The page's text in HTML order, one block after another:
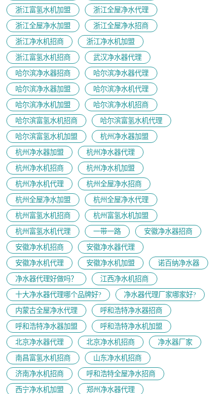
浙江富氢水机加盟
浙江全屋净水代理
浙江全屋净水加盟
浙江全屋净水招商
浙江净水机招商
浙江净水机加盟
浙江富氢水机招商
武汉净水器代理
哈尔滨净水器招商
哈尔滨净水器代理
哈尔滨净水器加盟
哈尔滨净水机代理
哈尔滨净水机加盟
哈尔滨净水机招商
哈尔滨富氢水机招商
哈尔滨富氢水机代理
哈尔滨富氢水机加盟
杭州净水器加盟
杭州净水器加盟
杭州净水器代理
杭州净水机招商
杭州净水机加盟
杭州净水机代理
杭州全屋净水招商
杭州全屋净水加盟
杭州全屋净水代理
杭州富氢水机招商
杭州富氢水机加盟
杭州富氢水机代理
一带一路
安徽净水器招商
安徽净水机招商
安徽净水器代理
安徽净水机代理
安徽净水机加盟
诺百纳净水器
净水器代理好做吗？
江西净水机招商
十大净水器代理哪个品牌好?
净水器代理厂家哪家好?
内蒙古全屋净水代理
呼和浩特净水器招商
呼和浩特净水器加盟
呼和浩特净水机加盟
北京净水器代理
北京净水机招商
净水器厂家
南昌富氢水机招商
山东净水机招商
济南净水机招商
呼和浩特全屋净水招商
西宁净水机加盟
郑州净水器代理